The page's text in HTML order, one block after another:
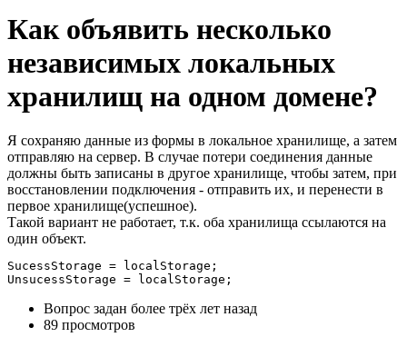
Как объявить несколько
независимых локальных
хранилищ на одном домене?
Я сохраняю данные из формы в локальное хранилище, а затем
отправляю на сервер. В случае потери соединения данные
должны быть записаны в другое хранилище, чтобы затем, при
восстановлении подключения - отправить их, и перенести в
первое хранилище(успешное).
Такой вариант не работает, т.к. оба хранилища ссылаются на
один объект.
SucessStorage = localStorage;
UnsucessStorage = localStorage;
Вопрос задан более трёх лет назад
89 просмотров